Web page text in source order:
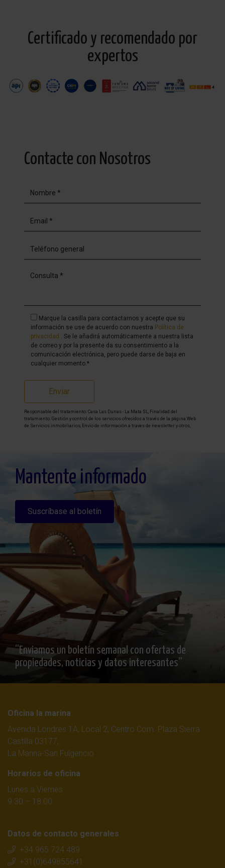
Certificado y recomendado por
expertos
Contacte con Nosotros
Marque la casilla para contactarnos y acepte que su
información se use de acuerdo con nuestra Política de
privacidad
. Se le añadirá automáticamente a nuestra lista
de correo y por la presente da su consentimiento a la
comunicación electrónica, pero puede darse de baja en
cualquier momento.*
Enviar
Responsable del tratamiento: Casa Las Dunas - La Mata SL, Finalidad del
tratamiento: Gestión y control de los servicios ofrecidos a través de la página Web
de Servicios inmobiliarios, Envío de información a traves de newsletter y otros,
detallada sobre protección de datosAquí
Mantente informado
Suscríbase al boletín
“Enviamos un boletín semanal con ofertas de
propiedades, noticias y datos interesantes”
Oficina la marina
Avenida Londres 1A, Local 2, Centro Com. Plaza Sierra
Castilla 03177,
La Marina-San Fulgencio
Horarios de oficina
Lunes a Viernes
9.30 – 18.00
Datos de contacto generales
+34 965 724 489
+31(0)649855641